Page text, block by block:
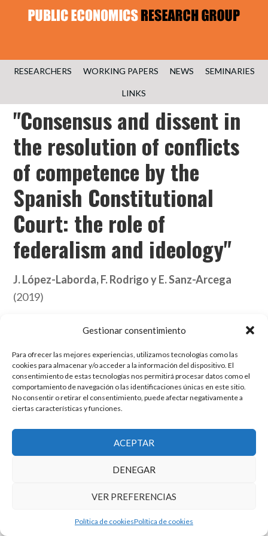
Gestionar consentimiento
Para ofrecer las mejores experiencias, utilizamos tecnologías como las
cookies para almacenar y/o acceder a la información del dispositivo. El
consentimiento de estas tecnologías nos permitirá procesar datos como el
comportamiento de navegación o las identificaciones únicas en este sitio.
No consentir o retirar el consentimiento, puede afectar negativamente a
ciertas características y funciones.
ACEPTAR
DENEGAR
VER PREFERENCIAS
Política de cookiesPolítica de cookies
RESEARCHERS WORKING PAPERS NEWS SEMINARIES
LINKS
"Consensus and dissent in
the resolution of conflicts
of competence by the
Spanish Constitutional
Court: the role of
federalism and ideology"
J. López-Laborda, F. Rodrigo y E. Sanz-Arcega
(2019)
European Journal of Law and Economics, 48
Link
El grupo de investigación en Economía Pública cuenta con financiación
Copyright © 2025 ·Monta tu Blog· construido con el framework
Genesis|Login
Cookies|Política de privacidad de datos
Tema para economía pública